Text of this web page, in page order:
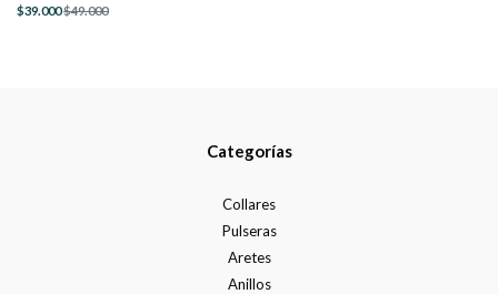
$39.000$49.000
Categorías
Collares
Pulseras
Aretes
Anillos